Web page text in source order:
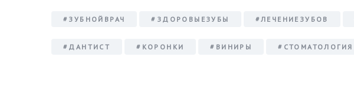
#ЗУБНОЙВРАЧ #ЗДОРОВЫЕЗУБЫ #ЛЕЧЕНИЕЗУБОВ
#ДАНТИСТ #КОРОНКИ #ВИНИРЫ #СТОМАТОЛОГИЯ